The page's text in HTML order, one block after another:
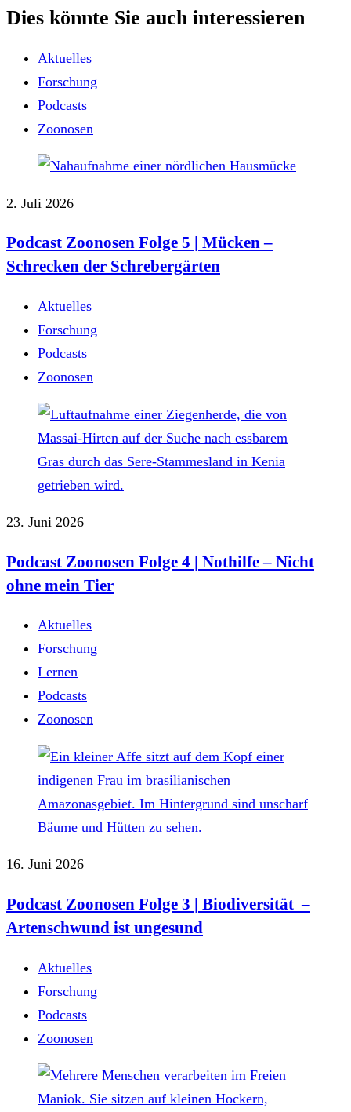
Dies könnte Sie auch interessieren
Aktuelles
Forschung
Podcasts
Zoonosen
2. Juli 2026
Podcast Zoonosen Folge 5 | Mücken ‒
Schrecken der Schrebergärten
Aktuelles
Forschung
Podcasts
Zoonosen
23. Juni 2026
Podcast Zoonosen Folge 4 | Nothilfe ‒ Nicht
ohne mein Tier
Aktuelles
Forschung
Lernen
Podcasts
Zoonosen
16. Juni 2026
Podcast Zoonosen Folge 3 | Biodiversität –
Artenschwund ist ungesund
Aktuelles
Forschung
Podcasts
Zoonosen